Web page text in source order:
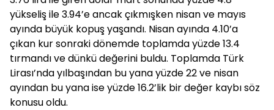
yükseliş ile 3.94’e ancak çıkmışken nisan ve mayıs
ayında büyük kopuş yaşandı. Nisan ayında 4.10’a
çıkan kur sonraki dönemde toplamda yüzde 13.4
tırmandı ve dünkü değerini buldu. Toplamda Türk
Lirası’nda yılbaşından bu yana yüzde 22 ve nisan
ayından bu yana ise yüzde 16.2’lik bir değer kaybı söz
konusu oldu.